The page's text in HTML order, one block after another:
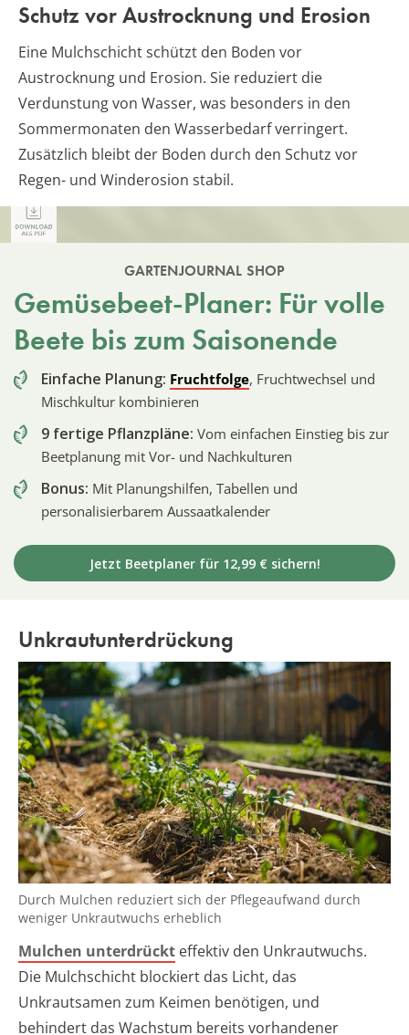
Schutz vor Austrocknung und Erosion
Eine Mulchschicht schützt den Boden vor
Austrocknung und Erosion. Sie reduziert die
Verdunstung von Wasser, was besonders in den
Sommermonaten den Wasserbedarf verringert.
Zusätzlich bleibt der Boden durch den Schutz vor
Regen- und Winderosion stabil.
GARTENJOURNAL SHOP
Gemüsebeet-Planer: Für volle
Beete bis zum Saisonende
Einfache Planung: Fruchtfolge, Fruchtwechsel und
Mischkultur kombinieren
9 fertige Pflanzpläne: Vom einfachen Einstieg bis zur
Beetplanung mit Vor- und Nachkulturen
Bonus: Mit Planungshilfen, Tabellen und
personalisierbarem Aussaatkalender
Jetzt Beetplaner für 12,99 € sichern!
Unkrautunterdrückung
Durch Mulchen reduziert sich der Pflegeaufwand durch
weniger Unkrautwuchs erheblich
Mulchen unterdrückt effektiv den Unkrautwuchs.
Die Mulchschicht blockiert das Licht, das
Unkrautsamen zum Keimen benötigen, und
behindert das Wachstum bereits vorhandener